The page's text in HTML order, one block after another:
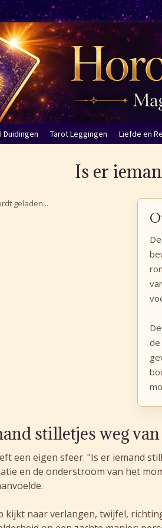
Duidingen Tarot Leggingen Liefde en
Is er
geladen...
de
stilletjes weg van
een eigen sfeer. "Is er iemand
en de onderstroom van het
kijkt naar verlangen, twijfel,